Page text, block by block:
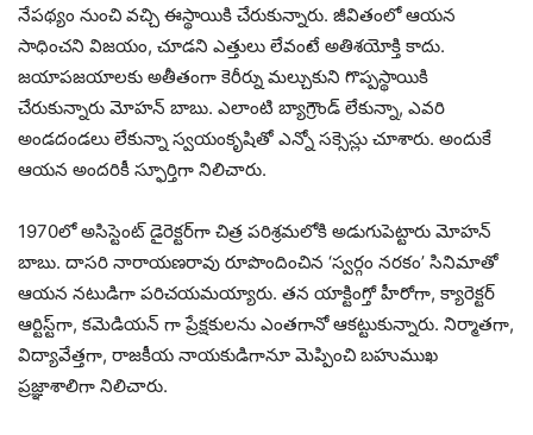
నేపథ్యం నుంచి వచ్చి ఈస్థాయికి చేరుకున్నారు. జీవితంలో ఆయన
సాధించని విజయం, చూడని ఎత్తులు లేవంటే అతిశయోక్తి కాదు.
జయాపజయాలకు అతీతంగా కెరీర్ను మల్చుకుని గొప్పస్థాయికి
చేరుకున్నారు మోహన్ బాబు. ఎలాంటి బ్యాగ్రౌండ్ లేకున్నా, ఎవరి
అండదండలు లేకున్నా స్వయంకృషితో ఎన్నో సక్సెస్లు చూశారు. అందుకే
ఆయన అందరికీ స్ఫూర్తిగా నిలిచారు.
1970లో అసిస్టెంట్ డైరెక్టర్‌గా చిత్ర పరిశ్రమలోకి అడుగుపెట్టారు మోహన్
బాబు. దాసరి నారాయణరావు రూపొందించిన ‘స్వర్గం నరకం’ సినిమాతో
ఆయన నటుడిగా పరిచయమయ్యారు. తన యాక్టింగ్తో హీరోగా, క్యారెక్టర్
ఆర్టిస్ట్‌గా, కమెడియన్ గా ప్రేక్షకులను ఎంతగానో ఆకట్టుకున్నారు. నిర్మాతగా,
విద్యావేత్తగా, రాజకీయ నాయకుడిగానూ మెప్పించి బహుముఖ
ప్రజ్ఞాశాలిగా నిలిచారు.